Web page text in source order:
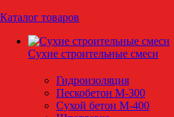
Каталог товаров
Сухие строительные смеси
Гидроизоляция
Пескобетон М-300
Сухой бетон М-400